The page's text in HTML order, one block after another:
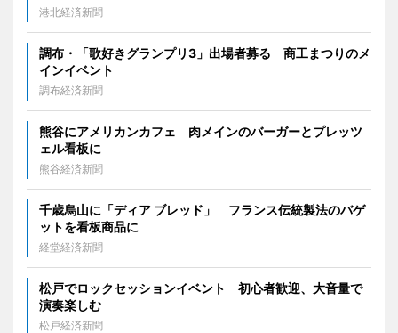
港北経済新聞
調布・「歌好きグランプリ3」出場者募る 商工まつりのメ
インイベント
調布経済新聞
熊谷にアメリカンカフェ 肉メインのバーガーとプレッツ
ェル看板に
熊谷経済新聞
千歳烏山に「ディア ブレッド」 フランス伝統製法のバゲ
ットを看板商品に
経堂経済新聞
松戸でロックセッションイベント 初心者歓迎、大音量で
演奏楽しむ
松戸経済新聞